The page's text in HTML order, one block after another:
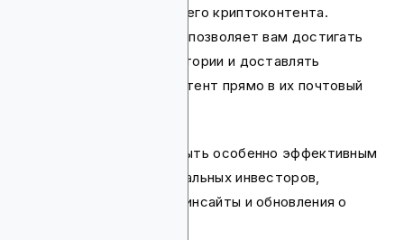
распространения для вашего криптоконтента.
Построение email-списка позволяет вам достигать
высоко вовлеченной аудитории и доставлять
персонализированный контент прямо в их почтовый
Email-маркетинг может быть особенно эффективным
для взращивания потенциальных инвесторов,
предоставляя им ценные инсайты и обновления о